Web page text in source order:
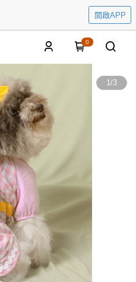
開啟APP
0
1/3